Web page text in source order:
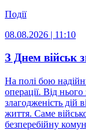
Події
08.08.2026 | 11:10
З Днем військ
На полі бою
операції. Від
злагодженість дій
життя. Саме
безперебійну